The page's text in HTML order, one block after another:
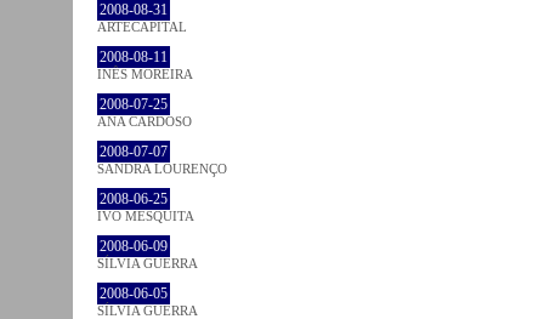
2008-08-31
ARTECAPITAL
2008-08-11
INÊS MOREIRA
2008-07-25
ANA CARDOSO
2008-07-07
SANDRA LOURENÇO
2008-06-25
IVO MESQUITA
2008-06-09
SÍLVIA GUERRA
2008-06-05
SÍLVIA GUERRA